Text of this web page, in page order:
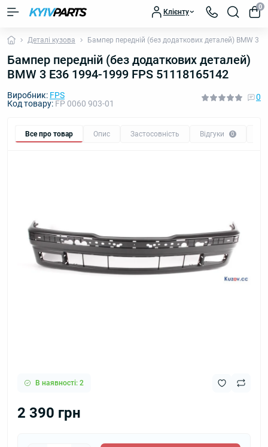
Клієнту
0
Деталі кузова Бампер передній (без додаткових деталей) BMW 3
Бампер передній (без додаткових деталей)
BMW 3 E36 1994-1999 FPS 51118165142
Виробник: FPS
Код товару: FP 0060 903-01
0
Все про товар Опис Застосовність Відгуки 0
В наявності: 2
2 390 грн